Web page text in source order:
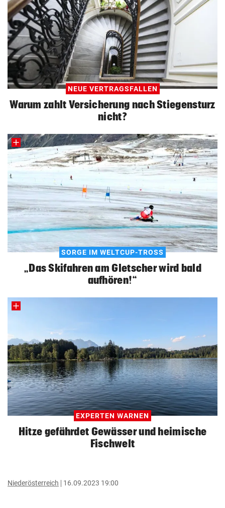
NEUE VERTRAGSFALLEN
Warum zahlt Versicherung nach Stiegensturz
nicht?
SORGE IM WELTCUP-TROSS
„Das Skifahren am Gletscher wird bald
aufhören!“
EXPERTEN WARNEN
Hitze gefährdet Gewässer und heimische
Fischwelt
Niederösterreich 16.09.2023 19:00